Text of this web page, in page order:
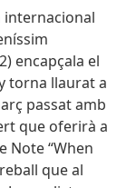
internacional
encapçala el
torna llaurat a
passat amb
que oferirà a
Note “When
que al